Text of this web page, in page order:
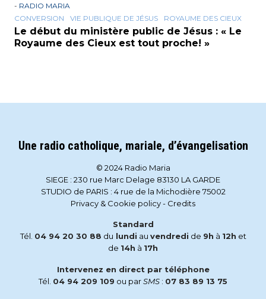
- RADIO MARIA
CONVERSION
VIE PUBLIQUE DE JÉSUS ROYAUME DES CIEUX
Le début du ministère public de Jésus : « Le
Royaume des Cieux est tout proche! »
Une radio catholique, mariale, d’évangelisation
© 2024 Radio Maria
SIEGE : 230 rue Marc Delage 83130 LA GARDE
STUDIO de PARIS : 4 rue de la Michodière 75002
Privacy & Cookie policy- Credits
Standard
Tél. 04 94 20 30 88 du lundi au vendredi de 9h à 12h et
de 14h à 17h
Intervenez en direct par téléphone
Tél. 04 94 209 109 ou parSMS : 07 83 89 13 75